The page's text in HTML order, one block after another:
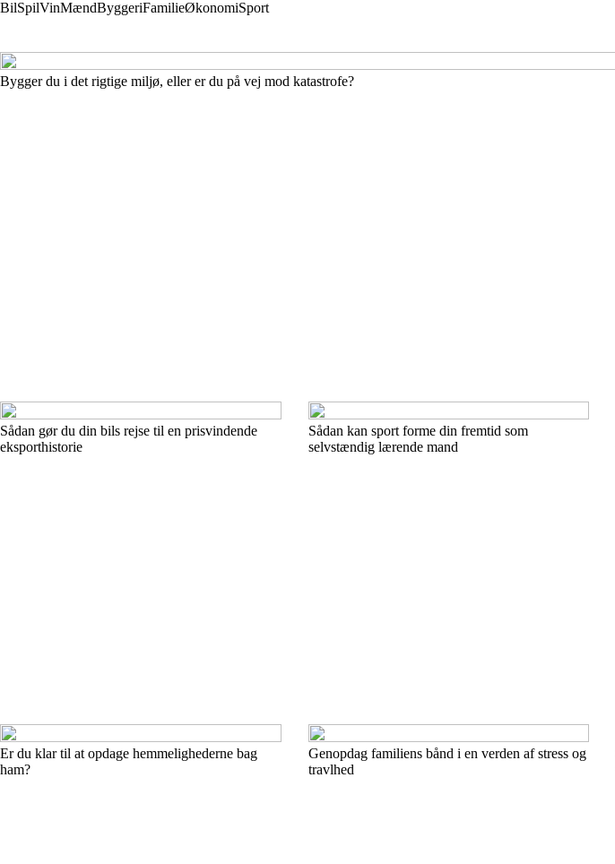
BilSpilVinMændByggeriFamilieØkonomiSport
Bygger du i det rigtige miljø, eller er du på vej mod katastrofe?
Sådan gør du din bils rejse til en prisvindende
eksporthistorie
Sådan kan sport forme din fremtid som
selvstændig lærende mand
Er du klar til at opdage hemmelighederne bag
ham?
Genopdag familiens bånd i en verden af stress og
travlhed